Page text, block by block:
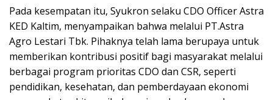
Pada kesempatan itu, Syukron selaku CDO Officer Astra
KED Kaltim, menyampaikan bahwa melalui PT.Astra
Agro Lestari Tbk. Pihaknya telah lama berupaya untuk
memberikan kontribusi positif bagi masyarakat melalui
berbagai program prioritas CDO dan CSR, seperti
pendidikan, kesehatan, dan pemberdayaan ekonomi